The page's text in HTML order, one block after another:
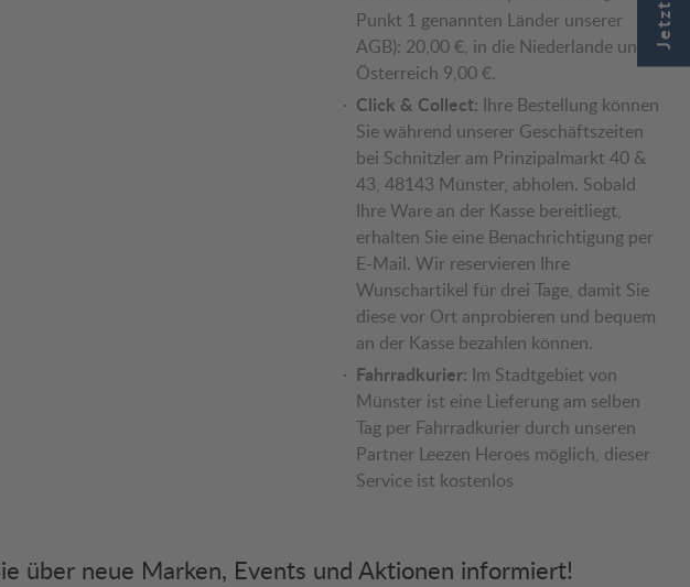
Punkt 1 genannten Länder unserer
AGB): 20,00 €, in die Niederlande und
Österreich 9,00 €.
Click & Collect: Ihre Bestellung können
Sie während unserer Geschäftszeiten
bei Schnitzler am Prinzipalmarkt 40 &
43, 48143 Münster, abholen. Sobald
Ihre Ware an der Kasse bereitliegt,
erhalten Sie eine Benachrichtigung per
E-Mail. Wir reservieren Ihre
Wunschartikel für drei Tage, damit Sie
diese vor Ort anprobieren und bequem
an der Kasse bezahlen können.
Fahrradkurier: Im Stadtgebiet von
Münster ist eine Lieferung am selben
Tag per Fahrradkurier durch unseren
Partner Leezen Heroes möglich, dieser
Service ist kostenlos
über neue Marken, Events und Aktionen informiert!